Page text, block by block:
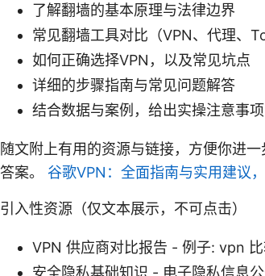
了解翻墙的基本原理与法律边界
常见翻墙工具对比（VPN、代理、
如何正确选择VPN，以及常见坑点
详细的步骤指南与常见问题解答
结合数据与案例，给出实操注意事项
随文附上有用的资源与链接，方便你进
答案。 谷歌VPN：全面指南与实用建议
引入性资源（仅文本展示，不可点击）
VPN 供应商对比报告 - 例子: vpn
安全隐私基础知识 - 电子隐私信息